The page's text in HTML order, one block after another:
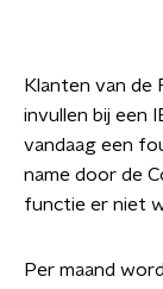
Klanten van de
invullen bij een
vandaag een
name door de
functie er niet
Per maand